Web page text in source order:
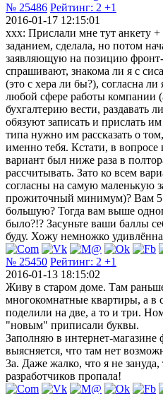
№ 25486 Рейтинг: 2 +1
2016-01-17 12:15:01
ххх: Прислали мне тут анкету
заданием, сделала, но потом
заявляющую на позицию
спрашивают, знакома ли я с
(это с хера ли бы?), согласна ли
любой сфере работы компании
бухгалтерию вести, раздавать
обязуют записать и прислать
типа нужно им рассказать о
именно тебя. Кстати, в
вариант был ниже раза в
рассчитывать. Зато ко всем
согласны на самую маленькую
прожиточный минимум)? Вам 5
большую? Тогда вам выше
было?!? Засуньте ваши баллы
буду. Хожу немножко
№ 25450 Рейтинг: 2 +1
2016-01-13 18:15:02
Живу в старом доме. Там
многокомнатные квартиры, а в
поделили на две, а то и три.
"новым" приписали буквы.
Заполняю в интернет-магазине
выясняется, что там нет
3а. Даже жалко, что я не
разработчиков пропала!